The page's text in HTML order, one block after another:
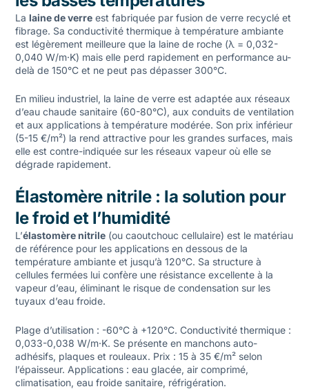
La laine de verreest fabriquée par fusion de verre recyclé et
fibrage. Sa conductivité thermique à température ambiante
est légèrement meilleure que la laine de roche (λ = 0,032-
0,040 W/m·K) mais elle perd rapidement en performance au-
delà de 150°C et ne peut pas dépasser 300°C.
En milieu industriel, la laine de verre est adaptée aux réseaux
d’eau chaude sanitaire (60-80°C), aux conduits de ventilation
et aux applications à température modérée. Son prix inférieur
(5-15 €/m²) la rend attractive pour les grandes surfaces, mais
elle est contre-indiquée sur les réseaux vapeur où elle se
dégrade rapidement.
Élastomère nitrile : la solution pour
le froid et l’humidité
L’élastomère nitrile(ou caoutchouc cellulaire) est le matériau
de référence pour les applications en dessous de la
température ambiante et jusqu’à 120°C. Sa structure à
cellules fermées lui confère une résistance excellente à la
vapeur d’eau, éliminant le risque de condensation sur les
tuyaux d’eau froide.
Plage d’utilisation : -60°C à +120°C. Conductivité thermique :
0,033-0,038 W/m·K. Se présente en manchons auto-
adhésifs, plaques et rouleaux. Prix : 15 à 35 €/m² selon
l’épaisseur. Applications : eau glacée, air comprimé,
climatisation, eau froide sanitaire, réfrigération.